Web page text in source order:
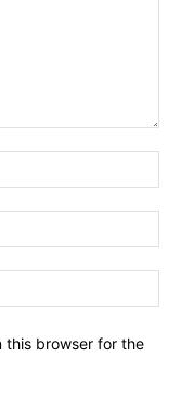
this browser for the